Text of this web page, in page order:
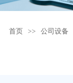
首页 >> 公司设备